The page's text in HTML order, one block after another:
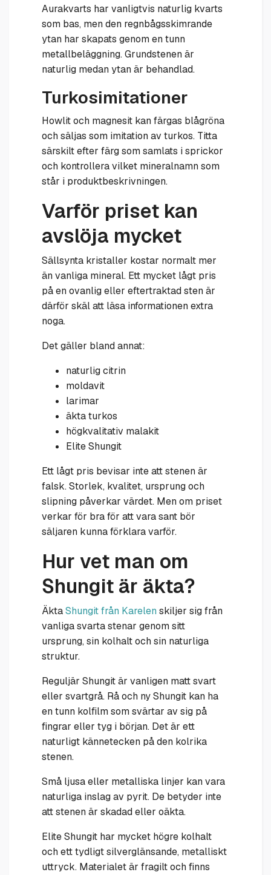
Aurakvarts har vanligtvis naturlig kvarts
som bas, men den regnbågsskimrande
ytan har skapats genom en tunn
metallbeläggning. Grundstenen är
naturlig medan ytan är behandlad.
Turkosimitationer
Howlit och magnesit kan färgas blågröna
och säljas som imitation av turkos. Titta
särskilt efter färg som samlats i sprickor
och kontrollera vilket mineralnamn som
står i produktbeskrivningen.
Varför priset kan
avslöja mycket
Sällsynta kristaller kostar normalt mer
än vanliga mineral. Ett mycket lågt pris
på en ovanlig eller eftertraktad sten är
därför skäl att läsa informationen extra
noga.
Det gäller bland annat:
naturlig citrin
moldavit
larimar
äkta turkos
högkvalitativ malakit
Elite Shungit
Ett lågt pris bevisar inte att stenen är
falsk. Storlek, kvalitet, ursprung och
slipning påverkar värdet. Men om priset
verkar för bra för att vara sant bör
säljaren kunna förklara varför.
Hur vet man om
Shungit är äkta?
ÄktaShungit från Karelen skiljer sig från
vanliga svarta stenar genom sitt
ursprung, sin kolhalt och sin naturliga
struktur.
Reguljär Shungit är vanligen matt svart
eller svartgrå. Rå och ny Shungit kan ha
en tunn kolfilm som svärtar av sig på
fingrar eller tyg i början. Det är ett
naturligt kännetecken på den kolrika
stenen.
Små ljusa eller metalliska linjer kan vara
naturliga inslag av pyrit. De betyder inte
att stenen är skadad eller oäkta.
Elite Shungit har mycket högre kolhalt
och ett tydligt silverglänsande, metalliskt
uttryck. Materialet är fragilt och finns